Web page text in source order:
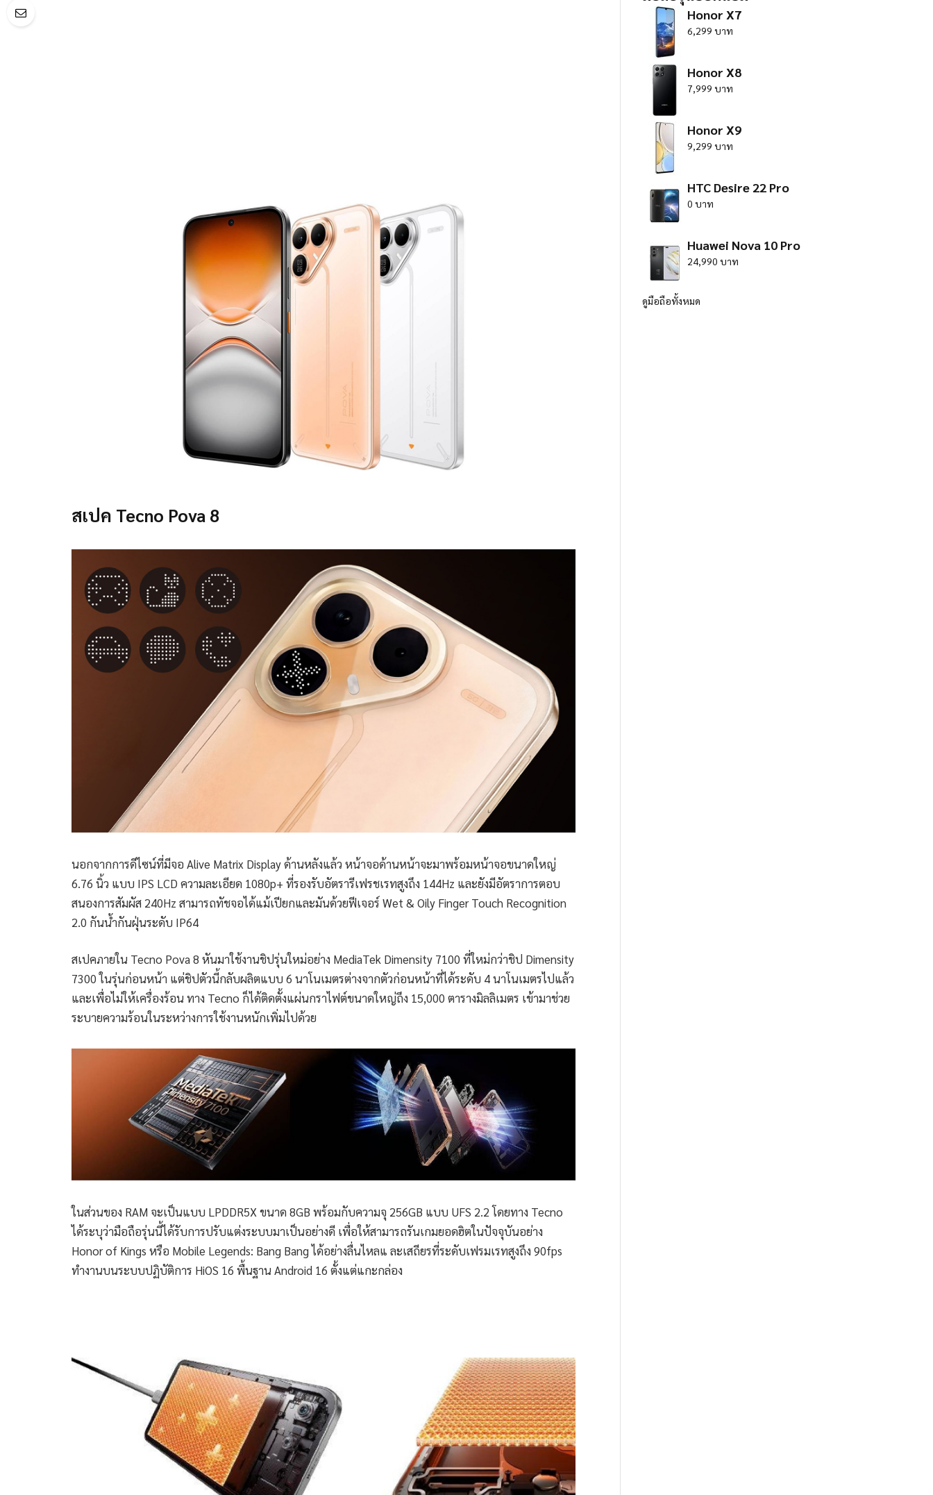
สเปค Tecno Pova 8
นอกจากการดีไซน์ที่มีจอ Alive Matrix Display ด้านหลังแล้ว หน้าจอด้านหน้าจะมาพร้อมหน้าจอขนาดใหญ่
6.76 นิ้ว แบบ IPS LCD ความละเอียด 1080p+ ที่รองรับอัตรารีเฟรชเรทสูงถึง 144Hz และยังมีอัตราการตอบ
สนองการสัมผัส 240Hz สามารถทัชจอได้แม้เปียกและมันด้วยฟีเจอร์ Wet & Oily Finger Touch Recognition
2.0 กันน้ำกันฝุ่นระดับ IP64
สเปคภายใน Tecno Pova 8 หันมาใช้งานชิปรุ่นใหม่อย่าง MediaTek Dimensity 7100 ที่ใหม่กว่าชิป Dimensity
7300 ในรุ่นก่อนหน้า แต่ชิปตัวนี้กลับผลิตแบบ 6 นาโนเมตรต่างจากตัวก่อนหน้าที่ได้ระดับ 4 นาโนเมตรไปแล้ว
และเพื่อไม่ให้เครื่องร้อน ทาง Tecno ก็ได้ติดตั้งแผ่นกราไฟต์ขนาดใหญ่ถึง 15,000 ตารางมิลลิเมตร เข้ามาช่วย
ระบายความร้อนในระหว่างการใช้งานหนักเพิ่มไปด้วย
ในส่วนของ RAM จะเป็นแบบ LPDDR5X ขนาด 8GB พร้อมกับความจุ 256GB แบบ UFS 2.2 โดยทาง Tecno
ได้ระบุว่ามือถือรุ่นนี้ได้รับการปรับแต่งระบบมาเป็นอย่างดี เพื่อให้สามารถรันเกมยอดฮิตในปัจจุบันอย่าง
Honor of Kings หรือ Mobile Legends: Bang Bang ได้อย่างลื่นไหลแ ละเสถียรที่ระดับเฟรมเรทสูงถึง 90fps
ทำงานบนระบบปฏิบัติการ HiOS 16 พื้นฐาน Android 16 ตั้งแต่แกะกล่อง
Honor X7
6,299 บาท
Honor X8
7,999 บาท
Honor X9
9,299 บาท
HTC Desire 22 Pro
0 บาท
Huawei Nova 10 Pro
24,990 บาท
ดูมือถือทั้งหมด